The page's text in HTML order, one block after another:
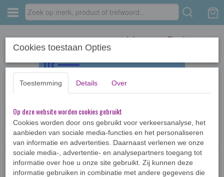
Inloggen Registreren
Home › Stripboeken › Diverse stripboeken
flaters (2)
Cookies toestaan Opties
Toestemming Details Over
Op deze website worden cookies gebruikt
Cookies worden door ons gebruikt voor verkeersanalyse, het
aanbieden van sociale media-functies en het personaliseren
van informatie en advertenties. Daarnaast verlenen we onze
sociale media-, advertentie- en analysepartners toegang tot
informatie over hoe u onze site gebruikt. Zij kunnen deze
informatie gebruiken in combinatie met andere gegevens die